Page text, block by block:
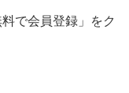
で会員登録」をク